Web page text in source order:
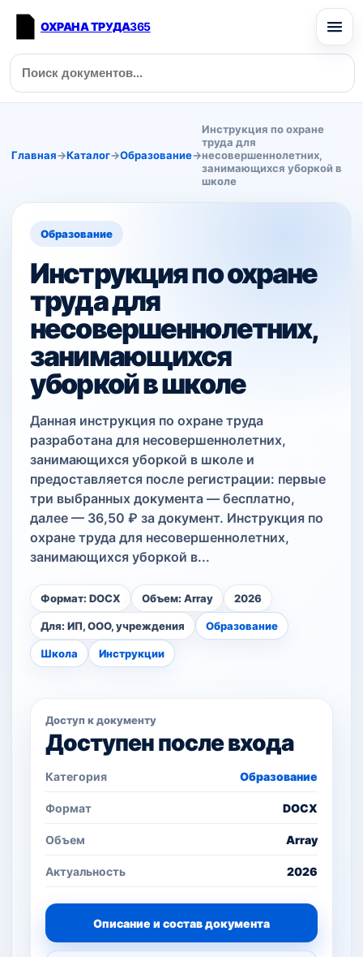
ОХРАНА ТРУДА365
Главная→Каталог→Образование→
Инструкция по охране
труда для
несовершеннолетних,
занимающихся уборкой в
школе
Образование
Инструкция по охране
труда для
несовершеннолетних,
занимающихся
уборкой в школе
Данная инструкция по охране труда
разработана для несовершеннолетних,
занимающихся уборкой в школе и
предоставляется после регистрации: первые
три выбранных документа — бесплатно,
далее — 36,50 ₽ за документ. Инструкция по
охране труда для несовершеннолетних,
занимающихся уборкой в...
Формат: DOCX Объем: Array 2026
Для: ИП, ООО, учреждения Образование
Школа Инструкции
Доступ к документу
Доступен после входа
Категория Образование
Формат DOCX
Объем Array
Актуальность 2026
Описание и состав документа